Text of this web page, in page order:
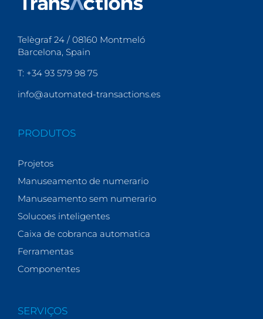
Telègraf 24 / 08160 Montmeló
Barcelona, Spain
T: +34 93 579 98 75
info@automated-transactions.es
PRODUTOS
Projetos
Manuseamento de numerario
Manuseamento sem numerario
Solucoes inteligentes
Caixa de cobranca automatica
Ferramentas
Componentes
SERVIÇOS